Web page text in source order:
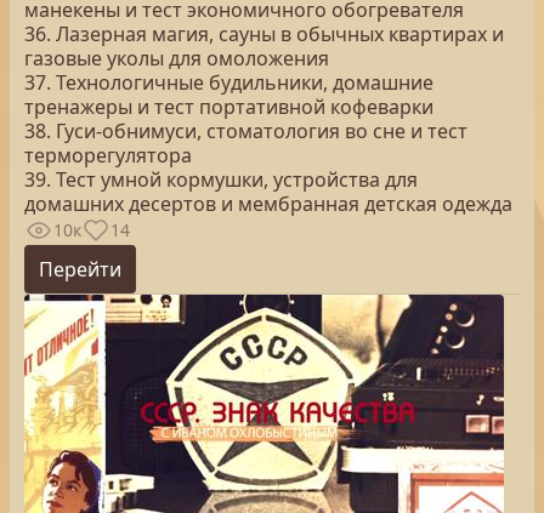
манекены и тест экономичного обогревателя
36. Лазерная магия, сауны в обычных квартирах и
газовые уколы для омоложения
37. Технологичные будильники, домашние
тренажеры и тест портативной кофеварки
38. Гуси-обнимуси, стоматология во сне и тест
терморегулятора
39. Тест умной кормушки, устройства для
домашних десертов и мембранная детская одежда
10к 14
Перейти